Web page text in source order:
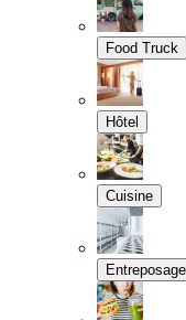
Food Truck
Hôtel
Cuisine
Entreposage